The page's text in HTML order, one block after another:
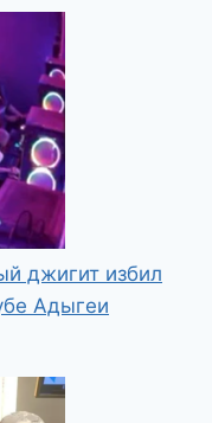
джигит избил
Адыгеи